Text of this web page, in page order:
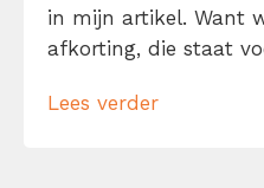
in mijn artikel. Want
afkorting, die staat
belang kan zijn? NLP
Lees verder